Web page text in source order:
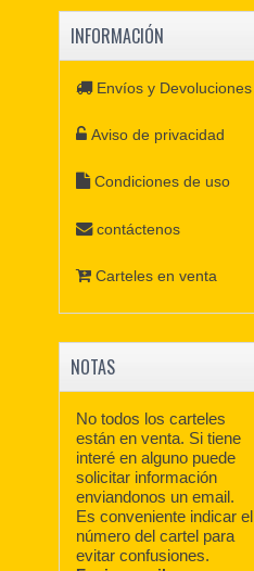
INFORMACIÓN
Envíos y Devoluciones
Aviso de privacidad
Condiciones de uso
contáctenos
Carteles en venta
NOTAS
No todos los carteles
están en venta. Si tiene
interé en alguno puede
solicitar información
enviandonos un email.
Es conveniente indicar el
número del cartel para
evitar confusiones.